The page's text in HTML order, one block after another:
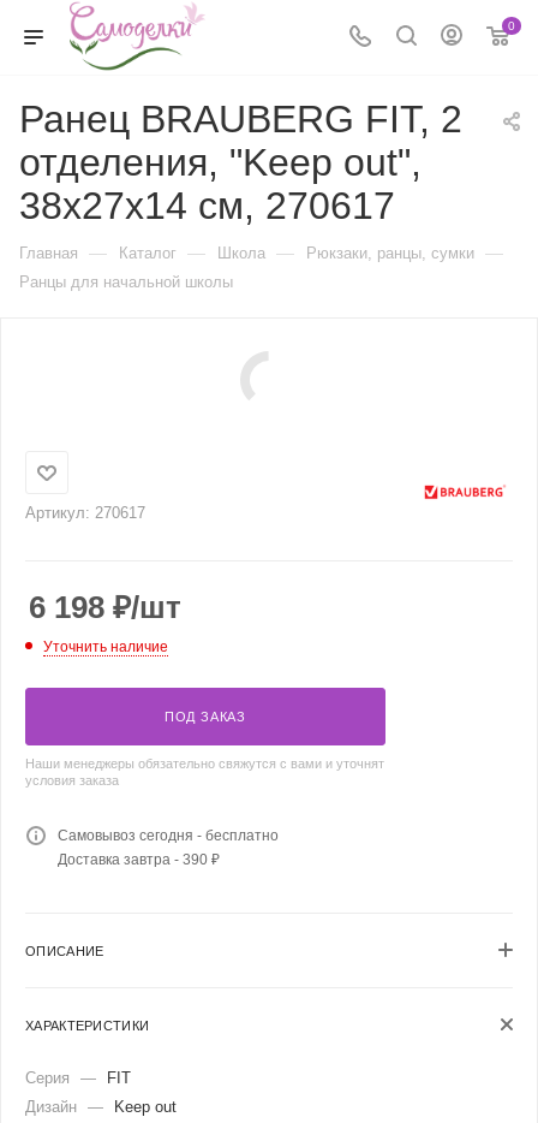
0
Ранец BRAUBERG FIT, 2
отделения, "Keep out",
38х27х14 см, 270617
Главная — Каталог — Школа — Рюкзаки, ранцы, сумки —
Ранцы для начальной школы
Артикул: 270617
6 198 ₽/шт
Уточнить наличие
ПОД ЗАКАЗ
Наши менеджеры обязательно свяжутся с вами и уточнят
условия заказа
Самовывоз сегодня - бесплатно
Доставка завтра - 390 ₽
ОПИСАНИЕ
ХАРАКТЕРИСТИКИ
Серия —
FIT
Дизайн —
Keep out